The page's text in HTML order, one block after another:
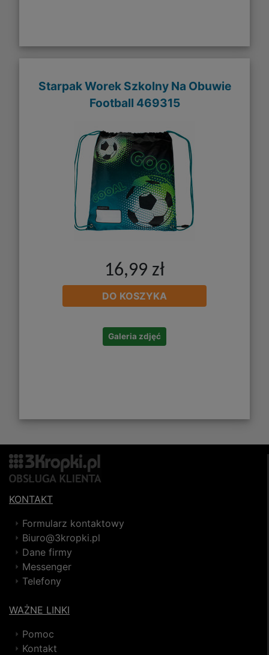
Starpak Worek Szkolny Na Obuwie
Football 469315
16,99 zł
DO KOSZYKA
Galeria zdjęć
KONTAKT
Formularz kontaktowy
Biuro@3kropki.pl
Dane firmy
Messenger
Telefony
WAŻNE LINKI
Pomoc
Kontakt